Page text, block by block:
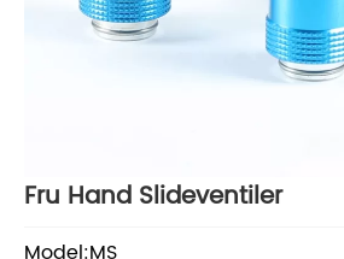
Fru Hand Slideventiler